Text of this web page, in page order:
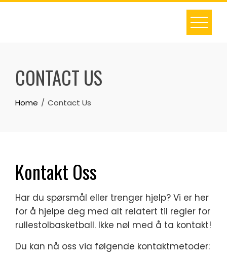
Skip
CONTACT US
Home Contact Us
Kontakt Oss
Har du spørsmål eller trenger hjelp? Vi er her
for å hjelpe deg med alt relatert til regler for
rullestolbasketball. Ikke nøl med å ta kontakt!
Du kan nå oss via følgende kontaktmetoder: